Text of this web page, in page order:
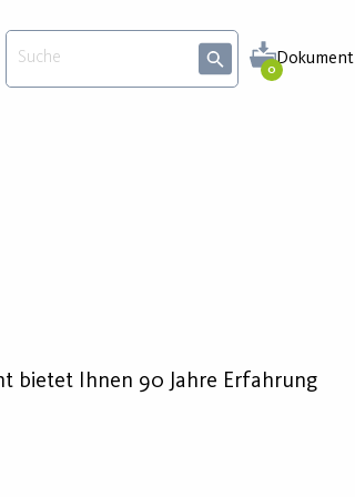
0
Dokument
bietet Ihnen 90 Jahre Erfahrung